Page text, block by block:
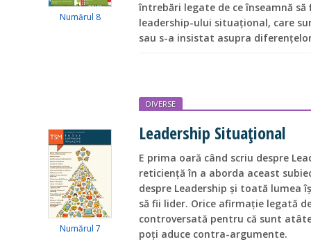
Numărul 8
întrebări legate de ce înseamnă
leadership-ului situațional, care
sau s-a insistat asupra
Numărul 7
DIVERSE
Leadership Situațional
E prima oară când scriu despre
reticiență în a aborda aceast
despre Leadership și toată lumea
să fii lider. Orice afirmație legată
controversată pentru că sunt
poți aduce contra-argumente.